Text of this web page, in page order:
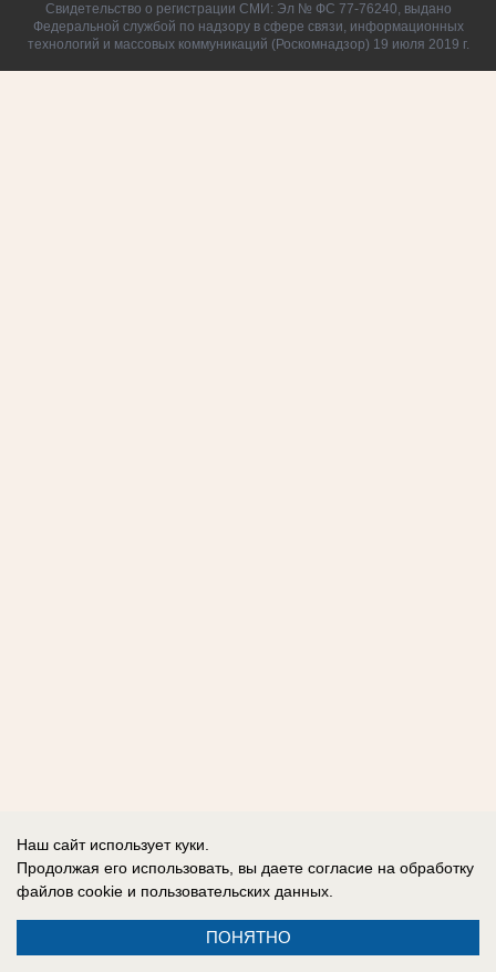
Свидетельство о регистрации СМИ: Эл № ФС 77-76240, выдано
Федеральной службой по надзору в сфере связи, информационных
технологий и массовых коммуникаций (Роскомнадзор) 19 июля 2019 г.
Наш сайт использует куки.
Продолжая его использовать, вы даете согласие на обработку
файлов cookie и пользовательских данных.
ПОНЯТНО